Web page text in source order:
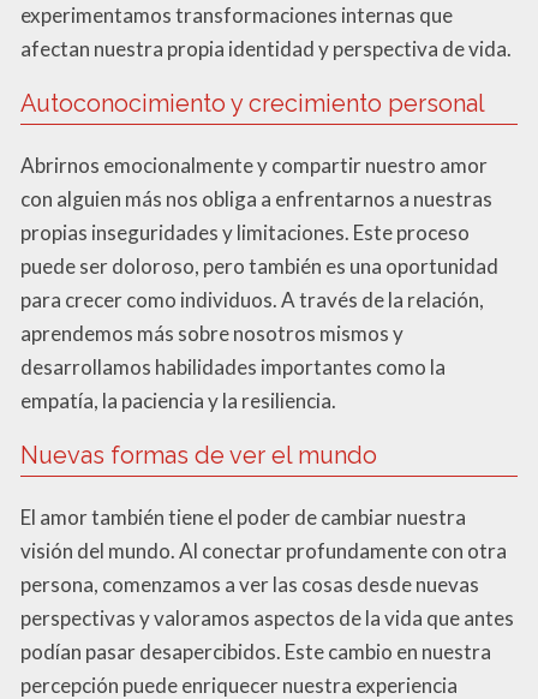
experimentamos transformaciones internas que
afectan nuestra propia identidad y perspectiva de vida.
Autoconocimiento y crecimiento personal
Abrirnos emocionalmente y compartir nuestro amor
con alguien más nos obliga a enfrentarnos a nuestras
propias inseguridades y limitaciones. Este proceso
puede ser doloroso, pero también es una oportunidad
para crecer como individuos. A través de la relación,
aprendemos más sobre nosotros mismos y
desarrollamos habilidades importantes como la
empatía, la paciencia y la resiliencia.
Nuevas formas de ver el mundo
El amor también tiene el poder de cambiar nuestra
visión del mundo. Al conectar profundamente con otra
persona, comenzamos a ver las cosas desde nuevas
perspectivas y valoramos aspectos de la vida que antes
podían pasar desapercibidos. Este cambio en nuestra
percepción puede enriquecer nuestra experiencia